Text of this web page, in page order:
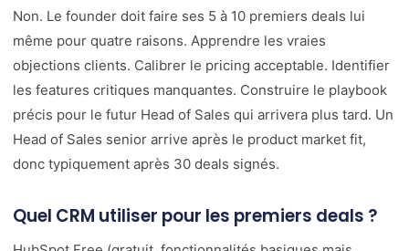
Non. Le founder doit faire ses 5 à 10 premiers deals lui
même pour quatre raisons. Apprendre les vraies
objections clients. Calibrer le pricing acceptable. Identifier
les features critiques manquantes. Construire le playbook
précis pour le futur Head of Sales qui arrivera plus tard. Un
Head of Sales senior arrive après le product market fit,
donc typiquement après 30 deals signés.
Quel CRM utiliser pour les premiers deals ?